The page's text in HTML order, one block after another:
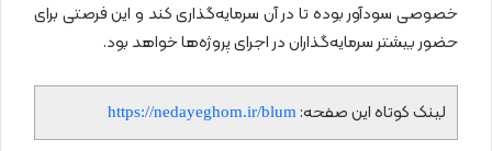
خصوصی سودآور بوده تا در آن سرمایه‌گذاری کند و این فرصتی برای
حضور بیشتر سرمایه‌گذاران در اجرای پروژه‌ها خواهد بود.
لینک کوتاه این صفحه: https://nedayeghom.ir/blum